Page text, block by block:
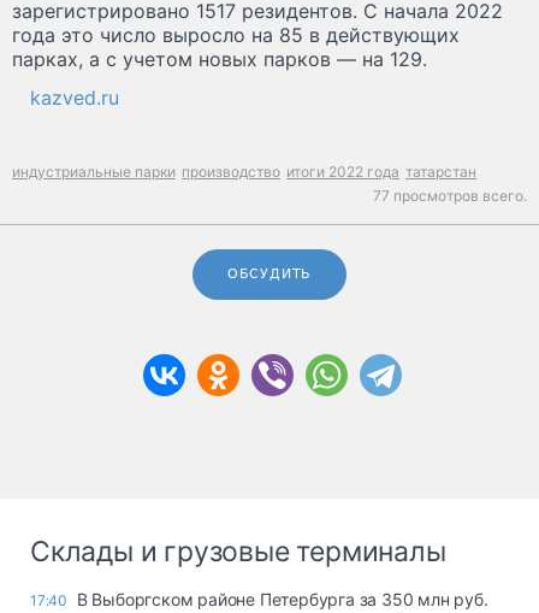
зарегистрировано 1517 резидентов. С начала 2022
года это число выросло на 85 в действующих
парках, а с учетом новых парков — на 129.
kazved.ru
индустриальные парки производство итоги 2022 года татарстан
77 просмотров всего.
ОБСУДИТЬ
Склады и грузовые терминалы
17:40
В Выборгском районе Петербурга за 350 млн руб.